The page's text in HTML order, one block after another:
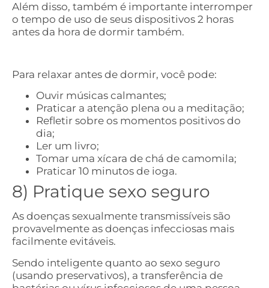
Além disso, também é importante interromper
o tempo de uso de seus dispositivos 2 horas
antes da hora de dormir também.
Para relaxar antes de dormir, você pode:
Ouvir músicas calmantes;
Praticar a atenção plena ou a meditação;
Refletir sobre os momentos positivos do
dia;
Ler um livro;
Tomar uma xícara de chá de camomila;
Praticar 10 minutos de ioga.
8) Pratique sexo seguro
As doenças sexualmente transmissíveis são
provavelmente as doenças infecciosas mais
facilmente evitáveis.
Sendo inteligente quanto ao sexo seguro
(usando preservativos), a transferência de